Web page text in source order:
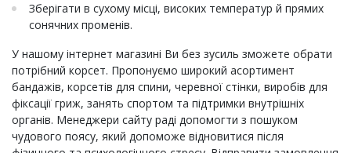
Зберігати в сухому місці, високих температур й прямих
сонячних променів.
У нашому інтернет магазині Ви без зусиль зможете обрати
потрібний корсет. Пропонуємо широкий асортимент
бандажів, корсетів для спини, черевної стінки, виробів для
фіксації гриж, занять спортом та підтримки внутрішніх
органів. Менеджери сайту раді допомогти з пошуком
чудового поясу, який допоможе відновитися після